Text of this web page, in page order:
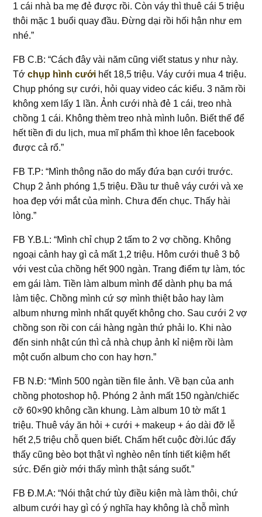
1 cái nhà ba mẹ đẻ được rồi. Còn váy thì thuê cái 5 triệu
thôi mặc 1 buổi quay đầu. Đừng dại rồi hối hận như em
nhé.”
FB C.B: “Cách đây vài năm cũng viết status y như này.
Tớchụp hình cưới hết 18,5 triệu. Váy cưới mua 4 triệu.
Chụp phóng sự cưới, hỏi quay video các kiểu. 3 năm rồi
không xem lấy 1 lần. Ảnh cưới nhà đẻ 1 cái, treo nhà
chồng 1 cái. Không thèm treo nhà mình luôn. Biết thế để
hết tiền đi du lịch, mua mĩ phẩm thì khoe lên facebook
được cả rổ.”
FB T.P: “Mình thông não do mấy đứa bạn cưới trước.
Chụp 2 ảnh phóng 1,5 triệu. Đầu tư thuê váy cưới và xe
hoa đẹp với mắt của mình. Chưa đến chục. Thấy hài
lòng.”
FB Y.B.L: “Mình chỉ chụp 2 tấm to 2 vợ chồng. Không
ngoại cảnh hay gì cả mất 1,2 triệu. Hôm cưới thuê 3 bộ
với vest của chồng hết 900 ngàn. Trang điểm tự làm, tóc
em gái làm. Tiền làm album mình để dành phụ ba má
làm tiệc. Chồng mình cứ sợ mình thiệt bảo hay làm
album nhưng mình nhất quyết không cho. Sau cưới 2 vợ
chồng son rồi con cái hàng ngàn thứ phải lo. Khi nào
đến sinh nhật cún thì cả nhà chụp ảnh kỉ niệm rồi làm
một cuốn album cho con hay hơn.”
FB N.Đ: “Mình 500 ngàn tiền file ảnh. Về bạn của anh
chồng photoshop hộ. Phóng 2 ảnh mất 150 ngàn/chiếc
cỡ 60×90 không cần khung. Làm album 10 tờ mất 1
triệu. Thuê váy ăn hỏi + cưới + makeup + áo dài đỡ lễ
hết 2,5 triệu chỗ quen biết. Chấm hết cuộc đời.lúc đấy
thấy cũng bèo bọt thật vì nghèo nên tính tiết kiệm hết
sức. Đến giờ mới thấy mình thật sáng suốt.”
FB Đ.M.A: “Nói thật chứ tùy điều kiện mà làm thôi, chứ
album cưới hay gì có ý nghĩa hay không là chỗ mình